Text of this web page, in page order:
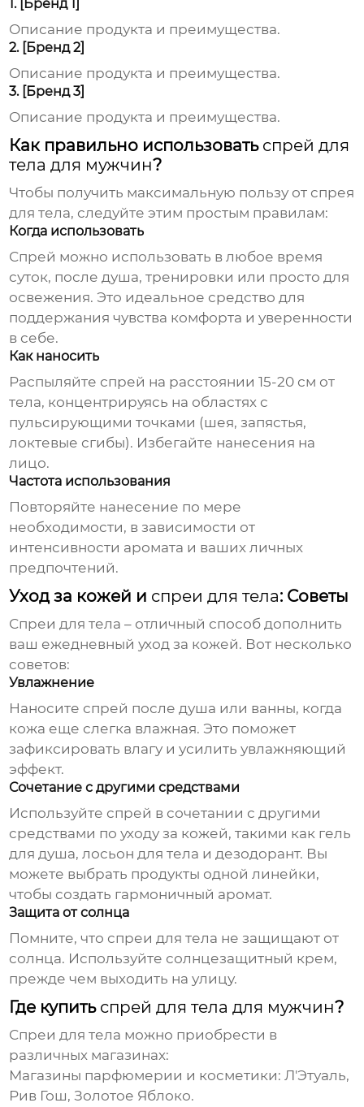
1. [Бренд 1]
Описание продукта и преимущества.
2. [Бренд 2]
Описание продукта и преимущества.
3. [Бренд 3]
Описание продукта и преимущества.
Как правильно использовать спрей для
тела для мужчин?
Чтобы получить максимальную пользу от спрея
для тела, следуйте этим простым правилам:
Когда использовать
Спрей можно использовать в любое время
суток, после душа, тренировки или просто для
освежения. Это идеальное средство для
поддержания чувства комфорта и уверенности
в себе.
Как наносить
Распыляйте спрей на расстоянии 15-20 см от
тела, концентрируясь на областях с
пульсирующими точками (шея, запястья,
локтевые сгибы). Избегайте нанесения на
лицо.
Частота использования
Повторяйте нанесение по мере
необходимости, в зависимости от
интенсивности аромата и ваших личных
предпочтений.
Уход за кожей и спреи для тела: Советы
Спреи для тела – отличный способ дополнить
ваш ежедневный уход за кожей. Вот несколько
советов:
Увлажнение
Наносите спрей после душа или ванны, когда
кожа еще слегка влажная. Это поможет
зафиксировать влагу и усилить увлажняющий
эффект.
Сочетание с другими средствами
Используйте спрей в сочетании с другими
средствами по уходу за кожей, такими как гель
для душа, лосьон для тела и дезодорант. Вы
можете выбрать продукты одной линейки,
чтобы создать гармоничный аромат.
Защита от солнца
Помните, что спреи для тела не защищают от
солнца. Используйте солнцезащитный крем,
прежде чем выходить на улицу.
Где купить спрей для тела для мужчин?
Спреи для тела можно приобрести в
различных магазинах:
Магазины парфюмерии и косметики: Л'Этуаль,
Рив Гош, Золотое Яблоко.